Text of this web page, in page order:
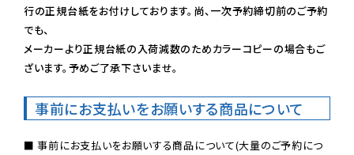
行の正規台紙をお付けしております。尚、一次予約締切前のご予約
でも、
メーカーより正規台紙の入荷減数のためカラーコピーの場合もご
ざいます。予めご了承下さいませ。
事前にお支払いをお願いする商品について
■ 事前にお支払いをお願いする商品について(大量のご予約につ